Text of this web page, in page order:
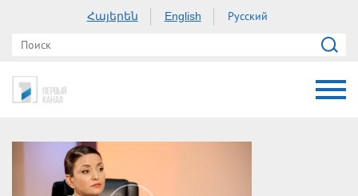
Հայերեն English Русский